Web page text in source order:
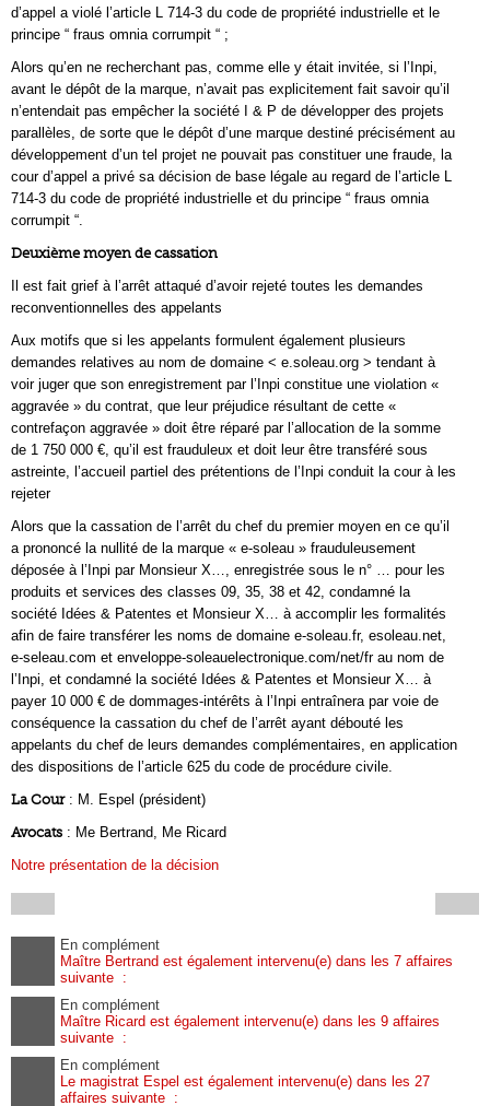
d’appel a violé l’article L 714-3 du code de propriété industrielle et le
principe “ fraus omnia corrumpit “ ;
Alors qu’en ne recherchant pas, comme elle y était invitée, si l’Inpi,
avant le dépôt de la marque, n’avait pas explicitement fait savoir qu’il
n’entendait pas empêcher la société I & P de développer des projets
parallèles, de sorte que le dépôt d’une marque destiné précisément au
développement d’un tel projet ne pouvait pas constituer une fraude, la
cour d’appel a privé sa décision de base légale au regard de l’article L
714-3 du code de propriété industrielle et du principe “ fraus omnia
corrumpit “.
Deuxième moyen de cassation
Il est fait grief à l’arrêt attaqué d’avoir rejeté toutes les demandes
reconventionnelles des appelants
Aux motifs que si les appelants formulent également plusieurs
demandes relatives au nom de domaine < e.soleau.org > tendant à
voir juger que son enregistrement par l’Inpi constitue une violation «
aggravée » du contrat, que leur préjudice résultant de cette «
contrefaçon aggravée » doit être réparé par l’allocation de la somme
de 1 750 000 €, qu’il est frauduleux et doit leur être transféré sous
astreinte, l’accueil partiel des prétentions de l’Inpi conduit la cour à les
rejeter
Alors que la cassation de l’arrêt du chef du premier moyen en ce qu’il
a prononcé la nullité de la marque « e-soleau » frauduleusement
déposée à l’Inpi par Monsieur X…, enregistrée sous le n° … pour les
produits et services des classes 09, 35, 38 et 42, condamné la
société Idées & Patentes et Monsieur X… à accomplir les formalités
afin de faire transférer les noms de domaine e-soleau.fr, esoleau.net,
e-seleau.com et enveloppe-soleauelectronique.com/net/fr au nom de
l’Inpi, et condamné la société Idées & Patentes et Monsieur X… à
payer 10 000 € de dommages-intérêts à l’Inpi entraînera par voie de
conséquence la cassation du chef de l’arrêt ayant débouté les
appelants du chef de leurs demandes complémentaires, en application
des dispositions de l’article 625 du code de procédure civile.
La Cour: M. Espel (président)
Avocats : Me Bertrand, Me Ricard
Notre présentation de la décision
En complément
Maître Bertrand est également intervenu(e) dans les 7 affaires
suivante :
En complément
Maître Ricard est également intervenu(e) dans les 9 affaires
suivante :
En complément
Le magistrat Espel est également intervenu(e) dans les 27
affaires suivante :